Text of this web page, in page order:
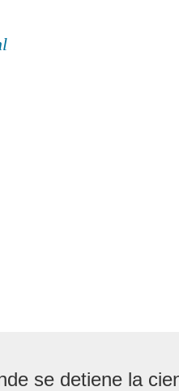
se detiene la